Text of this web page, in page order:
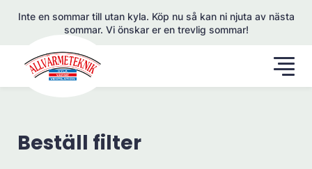
Inte en sommar till utan kyla. Köp nu så kan ni njuta av nästa
sommar. Vi önskar er en trevlig sommar!
Beställ filter